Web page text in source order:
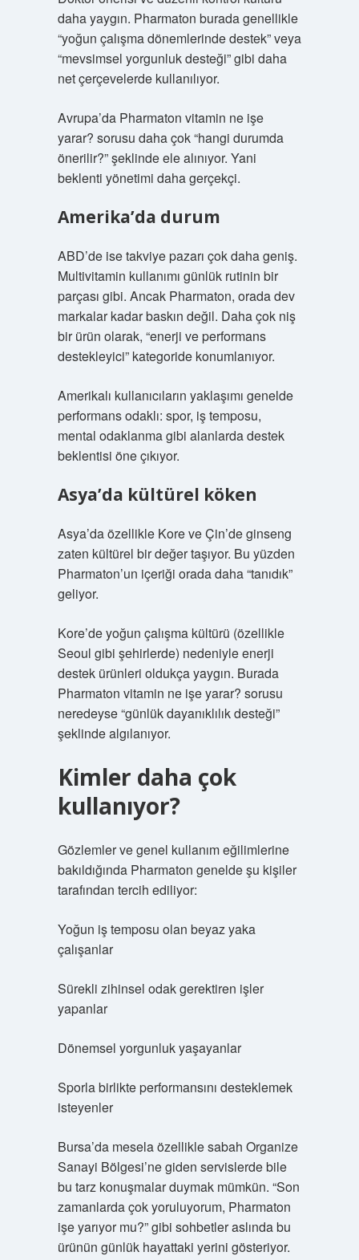
daha yaygın. Pharmaton burada genellikle
“yoğun çalışma dönemlerinde destek” veya
“mevsimsel yorgunluk desteği” gibi daha
net çerçevelerde kullanılıyor.
Avrupa’da Pharmaton vitamin ne işe
yarar? sorusu daha çok “hangi durumda
önerilir?” şeklinde ele alınıyor. Yani
beklenti yönetimi daha gerçekçi.
Amerika’da durum
ABD’de ise takviye pazarı çok daha geniş.
Multivitamin kullanımı günlük rutinin bir
parçası gibi. Ancak Pharmaton, orada dev
markalar kadar baskın değil. Daha çok niş
bir ürün olarak, “enerji ve performans
destekleyici” kategoride konumlanıyor.
Amerikalı kullanıcıların yaklaşımı genelde
performans odaklı: spor, iş temposu,
mental odaklanma gibi alanlarda destek
beklentisi öne çıkıyor.
Asya’da kültürel köken
Asya’da özellikle Kore ve Çin’de ginseng
zaten kültürel bir değer taşıyor. Bu yüzden
Pharmaton’un içeriği orada daha “tanıdık”
geliyor.
Kore’de yoğun çalışma kültürü (özellikle
Seoul gibi şehirlerde) nedeniyle enerji
destek ürünleri oldukça yaygın. Burada
Pharmaton vitamin ne işe yarar? sorusu
neredeyse “günlük dayanıklılık desteği”
şeklinde algılanıyor.
Kimler daha çok
kullanıyor?
Gözlemler ve genel kullanım eğilimlerine
bakıldığında Pharmaton genelde şu kişiler
tarafından tercih ediliyor:
Yoğun iş temposu olan beyaz yaka
çalışanlar
Sürekli zihinsel odak gerektiren işler
yapanlar
Dönemsel yorgunluk yaşayanlar
Sporla birlikte performansını desteklemek
isteyenler
Bursa’da mesela özellikle sabah Organize
Sanayi Bölgesi’ne giden servislerde bile
bu tarz konuşmalar duymak mümkün. “Son
zamanlarda çok yoruluyorum, Pharmaton
işe yarıyor mu?” gibi sohbetler aslında bu
ürünün günlük hayattaki yerini gösteriyor.